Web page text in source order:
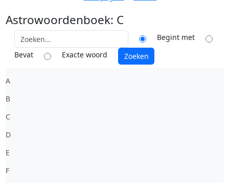
Astrowoordenboek: C
Begint met
Bevat
Exacte woord
A
B
C
D
E
F